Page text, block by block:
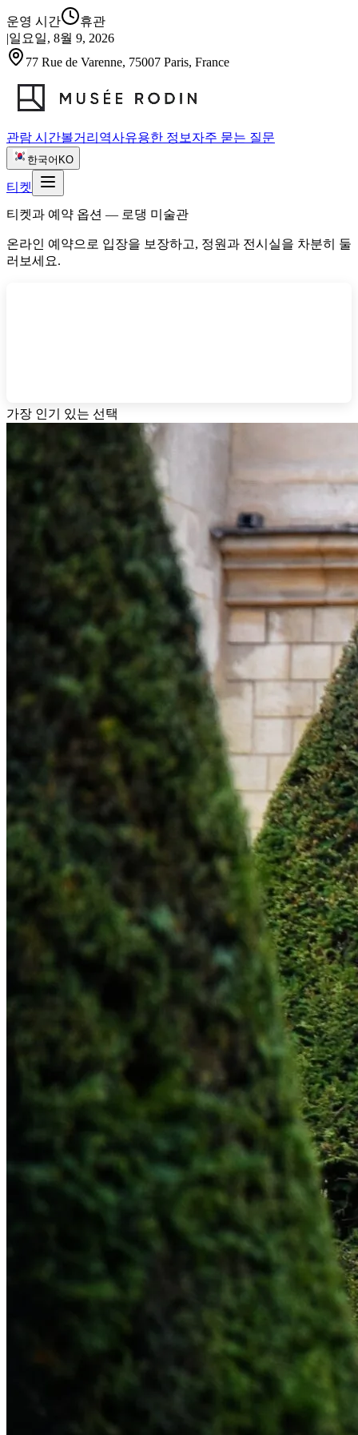
운영 시간
휴관
|일요일, 8월 9, 2026
77 Rue de Varenne, 75007 Paris, France
관람 시간볼거리 역사유용한 정보 자주 묻는 질문
한국어 KO
티켓
티켓과 예약 옵션 — 로댕 미술관
온라인 예약으로 입장을 보장하고, 정원과 전시실을 차분히 둘
러보세요.
가장 인기 있는 선택